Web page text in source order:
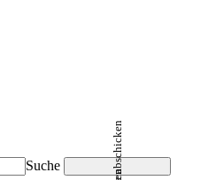
Suche
Suche abschicken